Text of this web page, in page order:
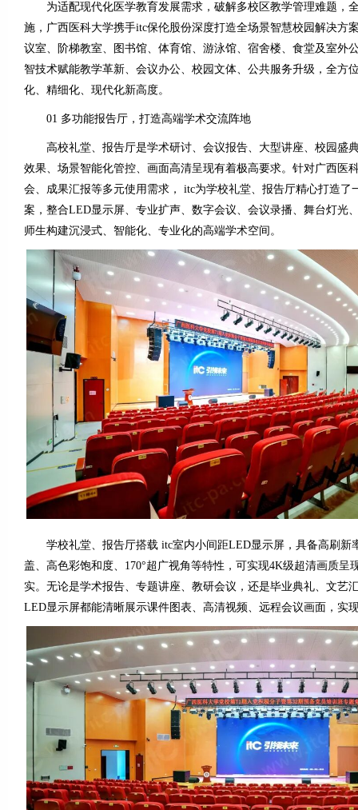
为适配现代化医学教育发展需求，破解多校区教学管理难题，
施，广西医科大学携手itc保伦股份深度打造全场景智慧校园解决方
议室、阶梯教室、图书馆、体育馆、游泳馆、宿舍楼、食堂及室外
智技术赋能教学革新、会议办公、校园文体、公共服务升级，全方
化、精细化、现代化新高度。
01 多功能报告厅，打造高端学术交流阵地
高校礼堂、报告厅是学术研讨、会议报告、大型讲座、校园盛
效果、场景智能化管控、画面高清呈现有着极高要求。针对广西医
会、成果汇报等多元使用需求， itc为学校礼堂、报告厅精心打造了
案，整合LED显示屏、专业扩声、数字会议、会议录播、舞台灯光
师生构建沉浸式、智能化、专业化的高端学术空间。
学校礼堂、报告厅搭载 itc室内小间距LED显示屏，具备高刷新
盖、高色彩饱和度、170°超广视角等特性，可实现4K级超清画质呈
实。无论是学术报告、专题讲座、教研会议，还是毕业典礼、文艺
LED显示屏都能清晰展示课件图表、高清视频、远程会议画面，实